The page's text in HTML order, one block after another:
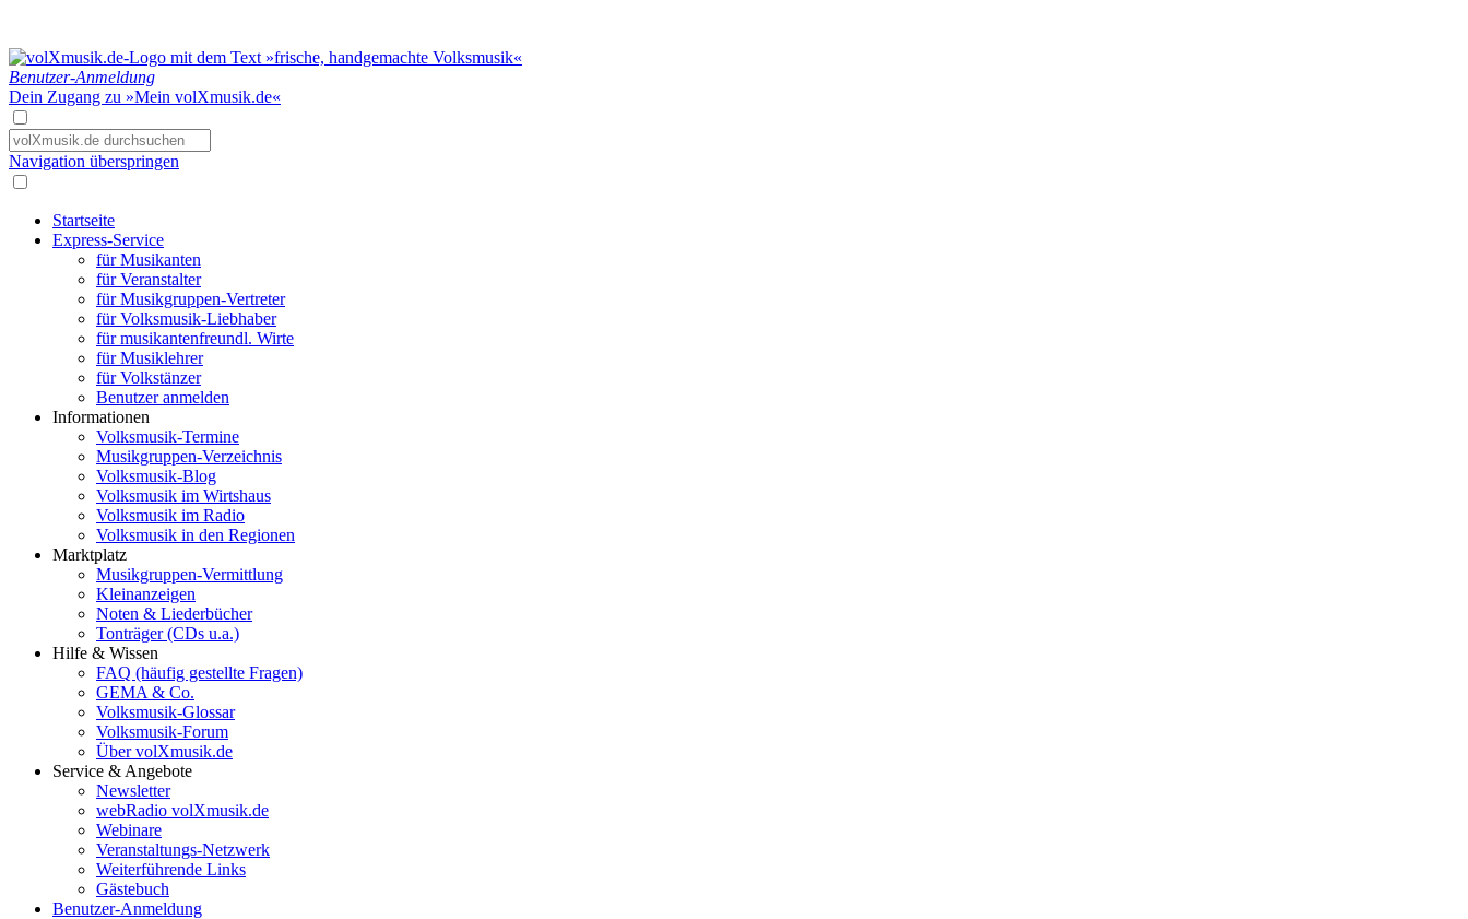
Benutzer-Anmeldung
Dein Zugang zu »Mein volXmusik.de«
Navigation überspringen
Startseite
Express-Service
für Musikanten
für Veranstalter
für Musikgruppen-Vertreter
für Volksmusik-Liebhaber
für musikantenfreundl. Wirte
für Musiklehrer
für Volkstänzer
Benutzer anmelden
Informationen
Volksmusik-Termine
Musikgruppen-Verzeichnis
Volksmusik-Blog
Volksmusik im Wirtshaus
Volksmusik im Radio
Volksmusik in den Regionen
Marktplatz
Musikgruppen-Vermittlung
Kleinanzeigen
Noten & Liederbücher
Tonträger (CDs u.a.)
Hilfe & Wissen
FAQ (häufig gestellte Fragen)
GEMA & Co.
Volksmusik-Glossar
Volksmusik-Forum
Über volXmusik.de
Service & Angebote
Newsletter
webRadio volXmusik.de
Webinare
Veranstaltungs-Netzwerk
Weiterführende Links
Gästebuch
Benutzer-Anmeldung